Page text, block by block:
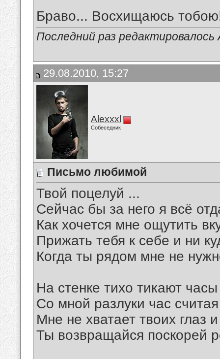
Браво... Восхищаюсь
Последний раз
29.08.2010, 15:27
Alexxxl
Собеседник
Письмо любимой
Твой поцелуй ...
Сейчас бы за него я всё
Как хочется мне ощутить
Прижать тебя к себе и ни
Когда ты рядом мне не
На стенке тихо тикают часы
Со мной разлуки час считая
Мне не хватает твоих глаз
Ты возвращайся поскорей